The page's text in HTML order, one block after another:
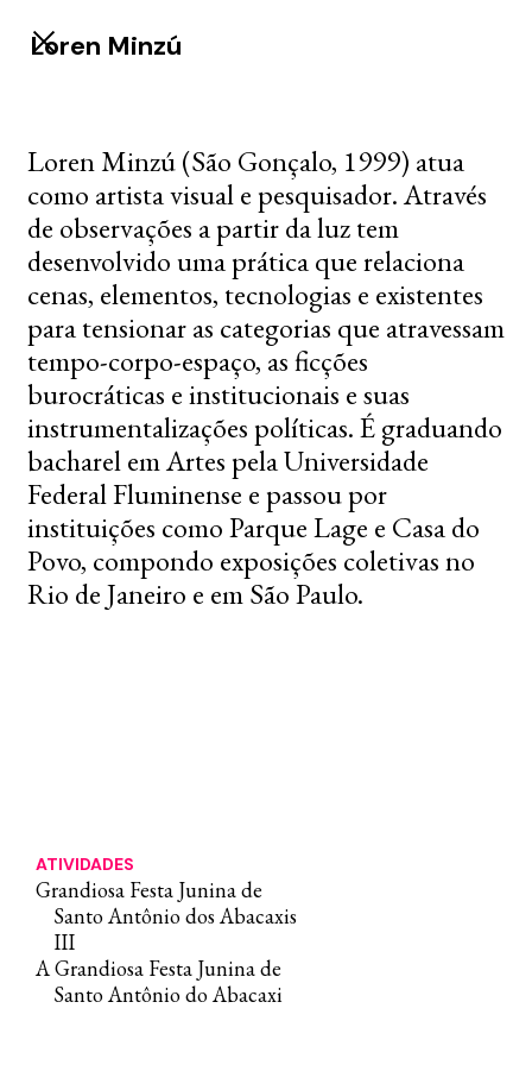
Loren Minzú
ATIVIDADES
Grandiosa Festa Junina de
Santo Antônio dos Abacaxis
III
A Grandiosa Festa Junina de
Santo Antônio do Abacaxi
Loren Minzú (São Gonçalo, 1999) atua
como artista visual e pesquisador. Através
de observações a partir da luz tem
desenvolvido uma prática que relaciona
cenas, elementos, tecnologias e existentes
para tensionar as categorias que atravessam
tempo-corpo-espaço, as ficções
burocráticas e institucionais e suas
instrumentalizações políticas. É graduando
bacharel em Artes pela Universidade
Federal Fluminense e passou por
instituições como Parque Lage e Casa do
Povo, compondo exposições coletivas no
Rio de Janeiro e em São Paulo.